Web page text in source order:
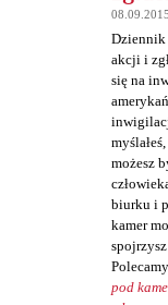
08.09.2015
Dziennik
akcji i
się na
możesz
biurku i
kamer
pod